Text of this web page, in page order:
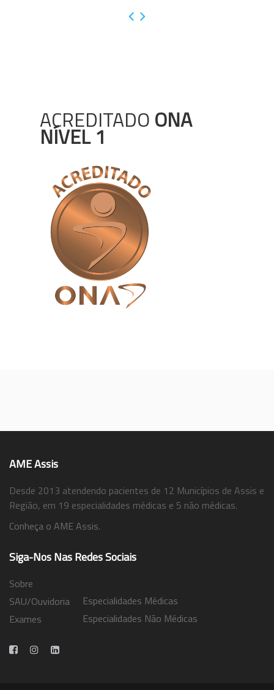
ACREDITADO ONA
NÍVEL 1
AME Assis
Desde 2013 atendendo pacientes de 12 Municípios de Assis e
Região, em 19 especialidades médicas e 5 não médicas.
Conheça o AME Assis.
Siga-Nos Nas Redes Sociais
Sobre
SAU/Ouvidoria
Exames
Especialidades Médicas
Especialidades Não Médicas